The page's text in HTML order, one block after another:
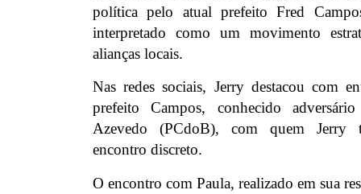
política pelo atual prefeito Fred
interpretado como um movimento
alianças locais.
Nas redes sociais, Jerry destacou com
prefeito Campos, conhecido
Azevedo (PCdoB), com quem Jerry
encontro discreto.
O encontro com Paula, realizado em sua